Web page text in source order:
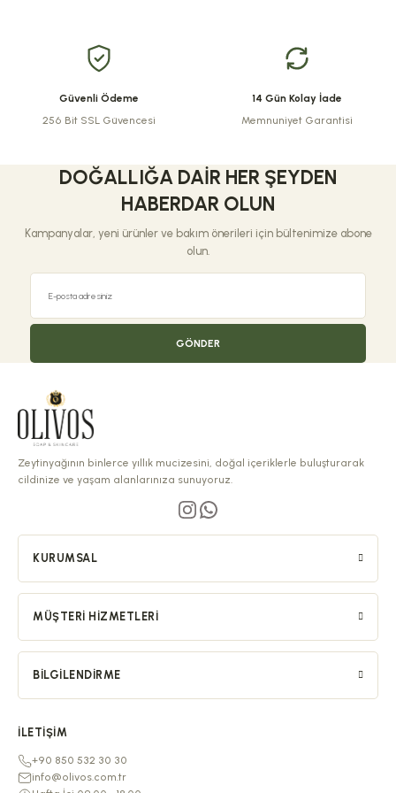
Güvenli Ödeme
256 Bit SSL Güvencesi
14 Gün Kolay İade
Memnuniyet Garantisi
DOĞALLIĞA DAIR HER ŞEYDEN
HABERDAR OLUN
Kampanyalar, yeni ürünler ve bakım önerileri için bültenimize abone
olun.
GÖNDER
Zeytinyağının binlerce yıllık mucizesini, doğal içeriklerle buluşturarak
cildinize ve yaşam alanlarınıza sunuyoruz.
KURUMSAL
MÜŞTERI HIZMETLERI
BILGILENDIRME
İLETIŞIM
+90 850 532 30 30
info@olivos.com.tr